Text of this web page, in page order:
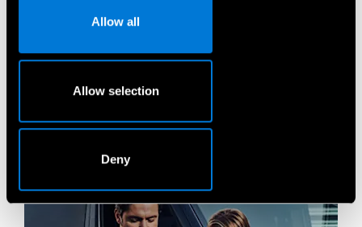
Allow all
Allow selection
Deny